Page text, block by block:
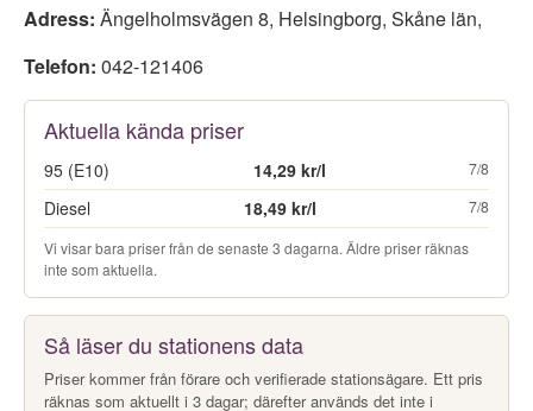
Adress: Ängelholmsvägen 8, Helsingborg, Skåne län,
Telefon: 042-121406
Aktuella kända priser
95 (E10) 14,29 kr/l 7/8
Diesel 18,49 kr/l 7/8
Vi visar bara priser från de senaste 3 dagarna. Äldre priser räknas
inte som aktuella.
Så läser du stationens data
Priser kommer från förare och verifierade stationsägare. Ett pris
räknas som aktuellt i 3 dagar; därefter används det inte i